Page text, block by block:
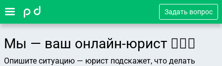
Задать вопрос
Мы — ваш онлайн-юрист 👨🏻‍⚖️
Опишите ситуацию — юрист подскажет, что делать